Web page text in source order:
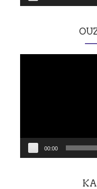
00:00